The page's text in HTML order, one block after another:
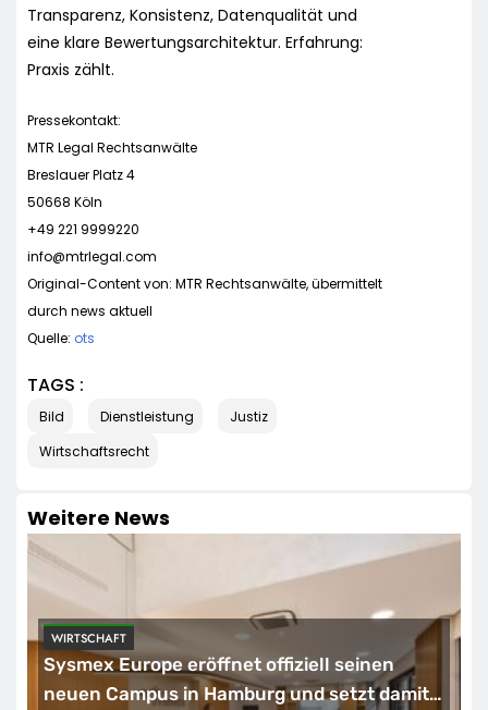
Transparenz, Konsistenz, Datenqualität und
eine klare Bewertungsarchitektur. Erfahrung:
Praxis zählt.
Pressekontakt:
MTR Legal Rechtsanwälte
Breslauer Platz 4
50668 Köln
+49 221 9999220
info@mtrlegal.com
Original-Content von: MTR Rechtsanwälte, übermittelt
durch news aktuell
Quelle: ots
TAGS :
Bild Dienstleistung
Justiz
Wirtschaftsrecht
Weitere News
POLITIK
SoVD unterstützt Petition zur
Eingliederungshilfe: Teilhabe darf nicht